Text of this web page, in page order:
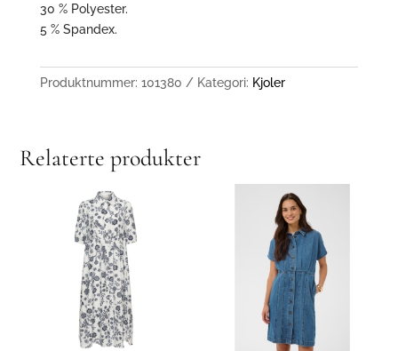
30 % Polyester.
5 % Spandex.
Produktnummer: 101380 Kategori: Kjoler
Relaterte produkter